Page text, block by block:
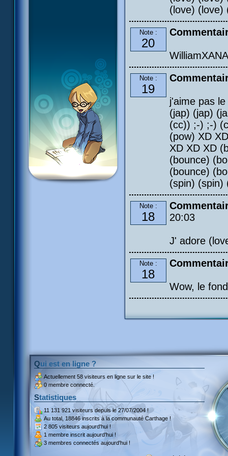
(love) (love)
Note :
20
Note :
19
j'aime pas
(jap) (jap)
(cc)) ;-) ;-)
(pow) XD
XD XD XD
(bounce)
(bounce)
(spin) (spin)
Note :
18
20:03
J' adore
Note :
18
Wow, le
Qui est en ligne ?
Actuellement 58 visiteurs en ligne sur le site !
0 membre connecté.
Statistiques
11 131 921 visiteursdepuis le 27/07/2004 !
Au total, 18846 inscritsà la communauté Carthage !
2 805 visiteurs aujourd'hui !
1 membre inscrit aujourd'hui !
3 membres connectés aujourd'hui !